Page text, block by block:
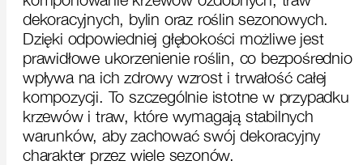
dekoracyjnych, bylin oraz roślin sezonowych.
Dzięki odpowiedniej głębokości możliwe jest
prawidłowe ukorzenienie roślin, co bezpośrednio
wpływa na ich zdrowy wzrost i trwałość całej
kompozycji. To szczególnie istotne w przypadku
krzewów i traw, które wymagają stabilnych
warunków, aby zachować swój dekoracyjny
charakter przez wiele sezonów.